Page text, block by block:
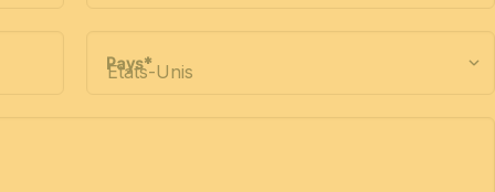
Pays*